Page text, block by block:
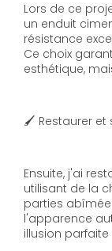
Lors de ce
un enduit
résistance
Ce choix
esthétique,
🖌️ Restaurer et
Ensuite, j'ai
utilisant de la
parties
l'apparence
illusion parfaite